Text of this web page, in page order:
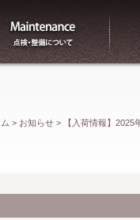
整備
> お知らせ > 【入荷情報】